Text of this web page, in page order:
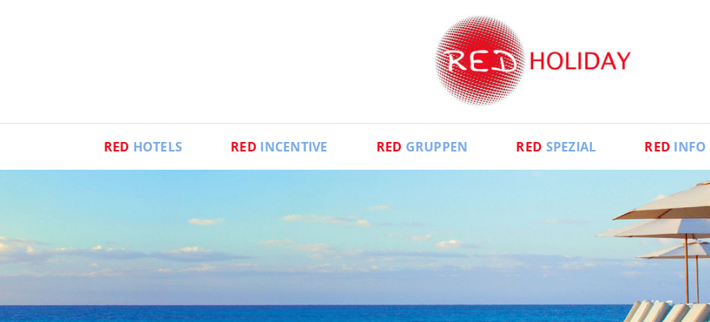
RED HOTELS RED INCENTIVE RED GRUPPEN RED SPEZIAL RED INFO